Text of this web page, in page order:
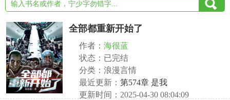
全部都重新开始了
作者： 海很蓝
状态：已完结
分类：浪漫言情
最近更新： 第574章 是我
更新时间：2025-04-30 08:04:09